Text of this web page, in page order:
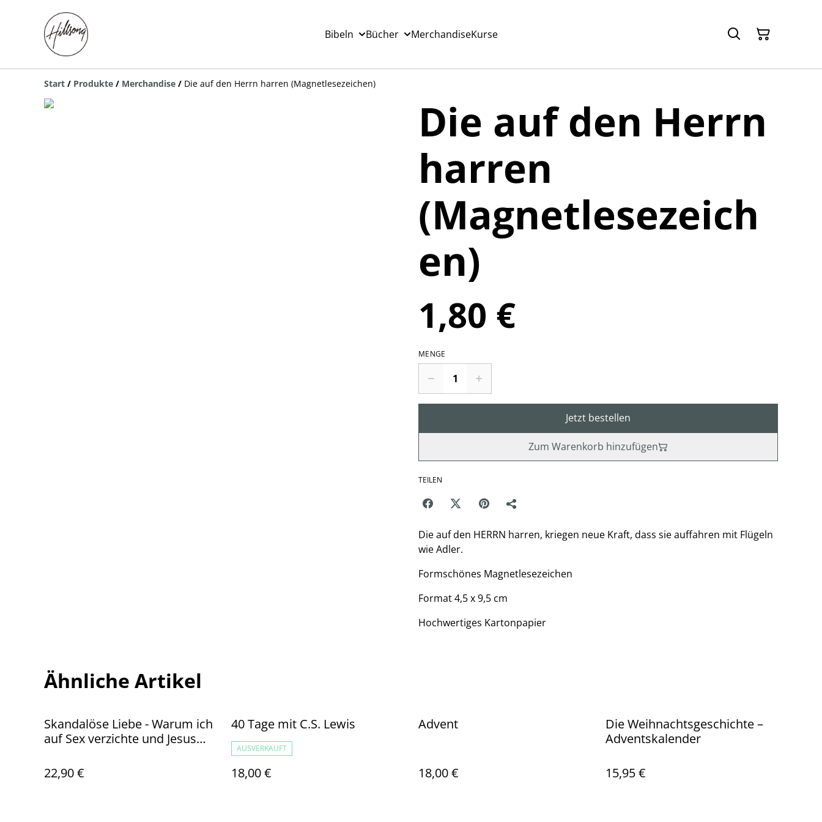
Bibeln Bücher MerchandiseKurse
Start / Produkte / Merchandise / Die auf den Herrn harren (Magnetlesezeichen)
Die auf den Herrn
harren
(Magnetlesezeich
en)
1,80 €
MENGE
Jetzt bestellen
Zum Warenkorb hinzufügen
TEILEN
Die auf den HERRN harren, kriegen neue Kraft, dass sie auffahren mit Flügeln
wie Adler.
Formschönes Magnetlesezeichen
Format 4,5 x 9,5 cm
Hochwertiges Kartonpapier
Ähnliche Artikel
Skandalöse Liebe - Warum ich
auf Sex verzichte und Jesus
22,90 €
40 Tage mit C.S. Lewis
AUSVERKAUFT
18,00 €
Advent
18,00 €
Die Weihnachtsgeschichte –
Adventskalender
15,95 €